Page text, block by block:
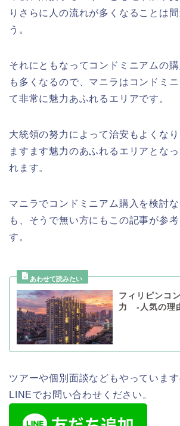
りさらに人の流れが多くなることは
う。
それにともなってコンドミニアムの
も多くなるので、マニラはコンドミ
て非常に魅力あふれるエリアです。
大統領の努力によって治安もよくな
ますます魅力のあふれるエリアとな
れます。
マニラでコンドミニアム購入を検討
も、そうで無い方にもこの記事が参
す。
フィリピンコ
力 -人気の理
ツアーや個別面談などもやっていま
LINEでお問い合わせください。